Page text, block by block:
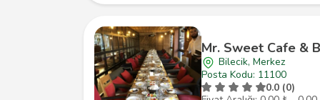
Mr. Sweet Cafe &
Bilecik, Merkez
Posta Kodu: 11100
0.0 (0)